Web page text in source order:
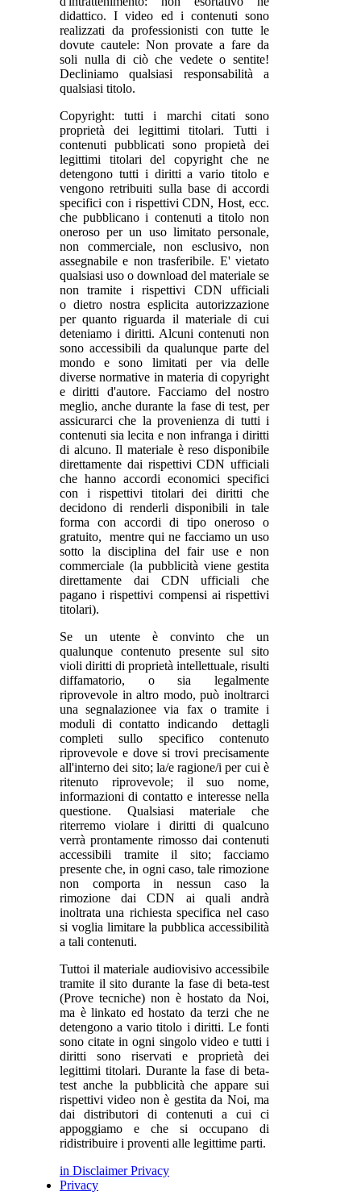
didattico. I video ed i contenuti sono
realizzati da professionisti con tutte le
dovute cautele: Non provate a fare da
soli nulla di ciò che vedete o sentite!
Decliniamo qualsiasi responsabilità a
qualsiasi titolo.
Copyright: tutti i marchi citati sono
proprietà dei legittimi titolari. Tutti i
contenuti pubblicati sono propietà dei
legittimi titolari del copyright che ne
detengono tutti i diritti a vario titolo e
vengono retribuiti sulla base di accordi
specifici con i rispettivi CDN, Host, ecc.
che pubblicano i contenuti a titolo non
oneroso per un uso limitato personale,
non commerciale, non esclusivo, non
assegnabile e non trasferibile. E' vietato
qualsiasi uso o download del materiale se
non tramite i rispettivi CDN ufficiali
o dietro nostra esplicita autorizzazione
per quanto riguarda il materiale di cui
deteniamo i diritti. Alcuni contenuti non
sono accessibili da qualunque parte del
mondo e sono limitati per via delle
diverse normative in materia di copyright
e diritti d'autore. Facciamo del nostro
meglio, anche durante la fase di test, per
assicurarci che la provenienza di tutti i
contenuti sia lecita e non infranga i diritti
di alcuno. Il materiale è reso disponibile
direttamente dai rispettivi CDN ufficiali
che hanno accordi economici specifici
con i rispettivi titolari dei diritti che
decidono di renderli disponibili in tale
forma con accordi di tipo oneroso o
gratuito, mentre qui ne facciamo un uso
sotto la disciplina del fair use e non
commerciale (la pubblicità viene gestita
direttamente dai CDN ufficiali che
pagano i rispettivi compensi ai rispettivi
titolari).
Se un utente è convinto che un
qualunque contenuto presente sul sito
violi diritti di proprietà intellettuale, risulti
diffamatorio, o sia legalmente
riprovevole in altro modo, può inoltrarci
una segnalazionee via fax o tramite i
moduli di contatto indicando dettagli
completi sullo specifico contenuto
riprovevole e dove si trovi precisamente
all'interno dei sito; la/e ragione/i per cui è
ritenuto riprovevole; il suo nome,
informazioni di contatto e interesse nella
questione. Qualsiasi materiale che
riterremo violare i diritti di qualcuno
verrà prontamente rimosso dai contenuti
accessibili tramite il sito; facciamo
presente che, in ogni caso, tale rimozione
non comporta in nessun caso la
rimozione dai CDN ai quali andrà
inoltrata una richiesta specifica nel caso
si voglia limitare la pubblica accessibilità
a tali contenuti.
Tuttoi il materiale audiovisivo accessibile
tramite il sito durante la fase di beta-test
(Prove tecniche) non è hostato da Noi,
ma è linkato ed hostato da terzi che ne
detengono a vario titolo i diritti. Le fonti
sono citate in ogni singolo video e tutti i
diritti sono riservati e proprietà dei
legittimi titolari. Durante la fase di beta-
test anche la pubblicità che appare sui
rispettivi video non è gestita da Noi, ma
dai distributori di contenuti a cui ci
appoggiamo e che si occupano di
ridistribuire i proventi alle legittime parti.
in Disclaimer Privacy
Privacy